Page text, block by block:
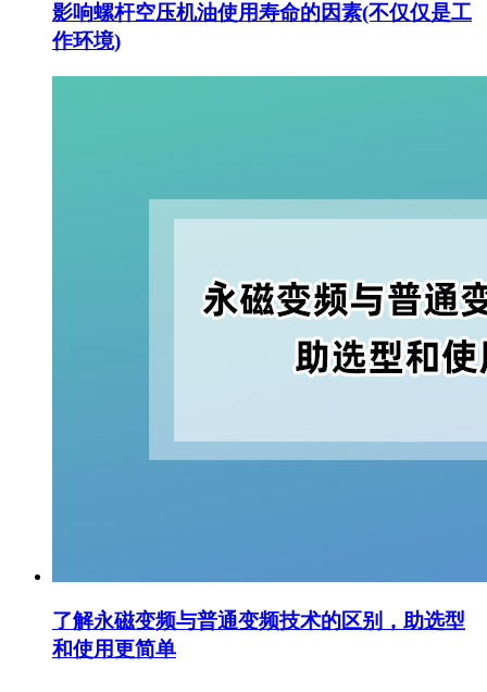
影响螺杆空压机油使用寿命的因素(不仅仅是工
作环境)
了解永磁变频与普通变频技术的区别，助选型
和使用更简单